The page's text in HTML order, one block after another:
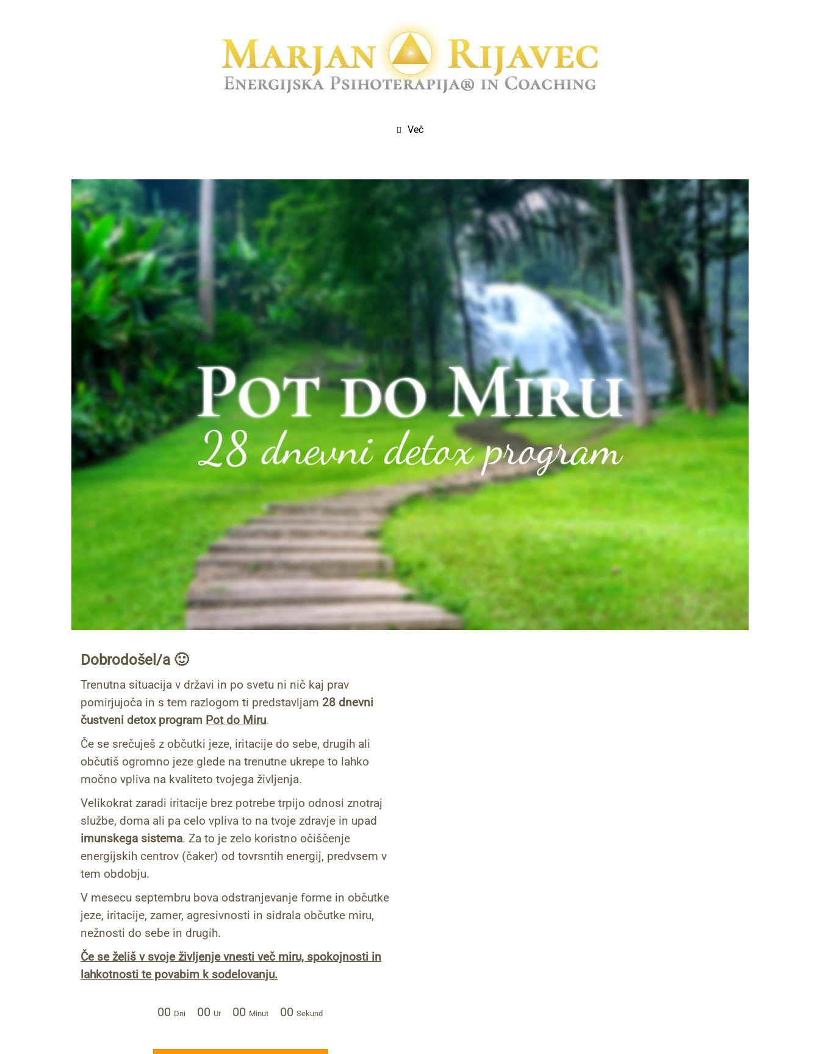
Več
Dobrodošel/a 🙂
Trenutna situacija v državi in po svetu ni nič kaj prav
pomirjujoča in s tem razlogom ti predstavljam 28 dnevni
čustveni detox program Pot do Miru.
Če se srečuješ z občutki jeze, iritacije do sebe, drugih ali
občutiš ogromno jeze glede na trenutne ukrepe to lahko
močno vpliva na kvaliteto tvojega življenja.
Velikokrat zaradi iritacije brez potrebe trpijo odnosi znotraj
službe, doma ali pa celo vpliva to na tvoje zdravje in upad
imunskega sistema. Za to je zelo koristno očiščenje
energijskih centrov (čaker) od tovrsntih energij, predvsem v
tem obdobju.
V mesecu septembru bova odstranjevanje forme in občutke
jeze, iritacije, zamer, agresivnosti in sidrala občutke miru,
nežnosti do sebe in drugih.
Če se želiš v svoje življenje vnesti več miru, spokojnosti in
lahkotnosti te povabim k sodelovanju.
00 Dni 00 Ur 00 Minut 00 Sekund